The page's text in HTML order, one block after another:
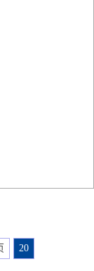
20